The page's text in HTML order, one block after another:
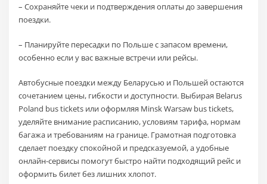
– Сохраняйте чеки и подтверждения оплаты до завершения
поездки.
– Планируйте пересадки по Польше с запасом времени,
особенно если у вас важные встречи или рейсы.
Автобусные поездки между Беларусью и Польшей остаются
сочетанием цены, гибкости и доступности. Выбирая Belarus
Poland bus tickets или оформляя Minsk Warsaw bus tickets,
уделяйте внимание расписанию, условиям тарифа, нормам
багажа и требованиям на границе. Грамотная подготовка
сделает поездку спокойной и предсказуемой, а удобные
онлайн‑сервисы помогут быстро найти подходящий рейс и
оформить билет без лишних хлопот.